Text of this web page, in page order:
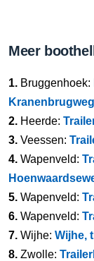
Meer
1. Bruggenhoek:
Kranenbrugweg
2. Heerde:
3. Veessen:
4. Wapenveld:
5. Wapenveld:
6. Wapenveld:
7. Wijhe: Wijhe,
8. Zwolle: